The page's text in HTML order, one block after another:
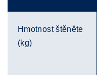
Hmotnost štěněte
(kg)